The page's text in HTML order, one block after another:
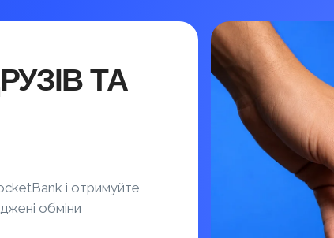
ТА
і отримуйте
обміни